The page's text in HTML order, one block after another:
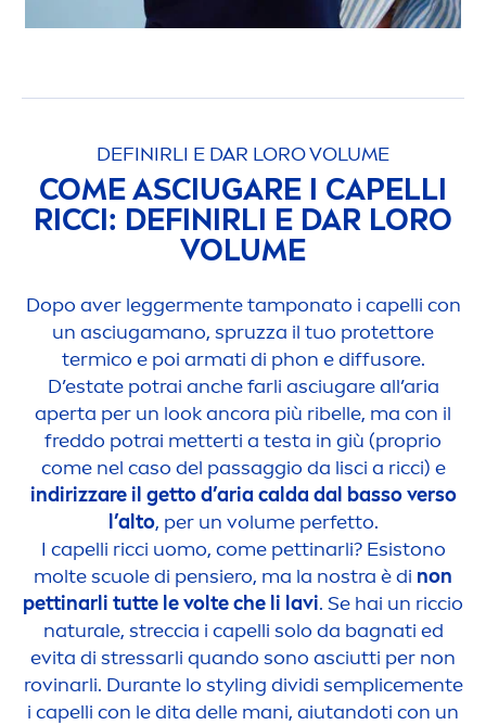
DEFINIRLI E DAR LORO VOLUME
COME ASCIUGARE I CAPELLI
RICCI: DEFINIRLI E DAR LORO
VOLUME
Dopo aver leggermente tamponato i capelli con
un asciugamano, spruzza il tuo protettore
termico e poi armati di phon e diffusore.
D’estate potrai anche farli asciugare all’aria
aperta per un look ancora più ribelle, ma con il
freddo potrai metterti a testa in giù (proprio
come nel caso del passaggio da lisci a ricci) e
indirizzare il getto d’aria calda dal basso verso
l’alto, per un volume perfetto.
I capelli ricci uomo, come pettinarli? Esistono
molte scuole di pensiero, ma la nostra è di non
pettinarli tutte le volte che li lavi. Se hai un riccio
naturale, streccia i capelli solo da bagnati ed
evita di stressarli quando sono asciutti per non
rovinarli. Durante lo styling dividi semplicemente
i capelli con le dita delle mani, aiutandoti con un